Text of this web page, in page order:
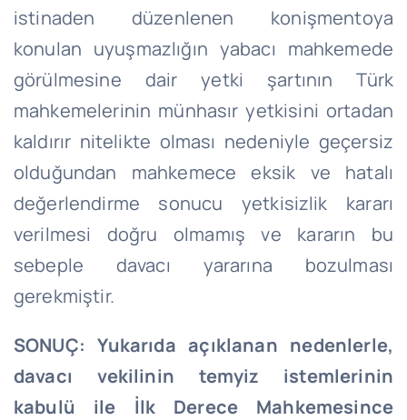
istinaden düzenlenen konişmentoya
konulan uyuşmazlığın yabacı mahkemede
görülmesine dair yetki şartının Türk
mahkemelerinin münhasır yetkisini ortadan
kaldırır nitelikte olması nedeniyle geçersiz
olduğundan mahkemece eksik ve hatalı
değerlendirme sonucu yetkisizlik kararı
verilmesi doğru olmamış ve kararın bu
sebeple davacı yararına bozulması
gerekmiştir.
SONUÇ: Yukarıda açıklanan nedenlerle,
davacı vekilinin temyiz istemlerinin
kabulü ile İlk Derece Mahkemesince